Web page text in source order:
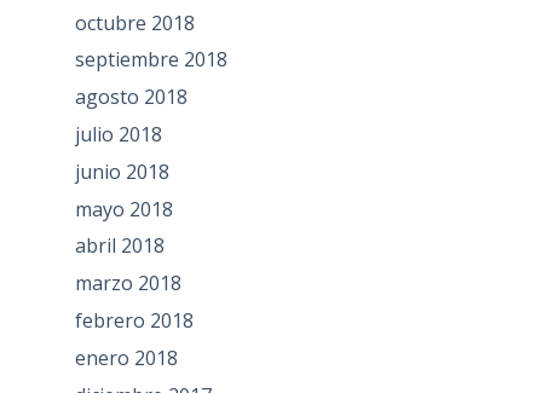
octubre 2018
septiembre 2018
agosto 2018
julio 2018
junio 2018
mayo 2018
abril 2018
marzo 2018
febrero 2018
enero 2018